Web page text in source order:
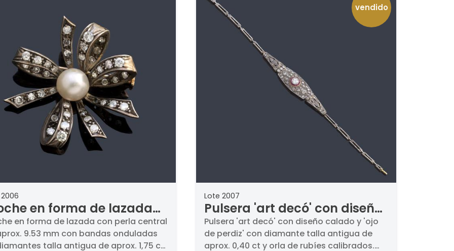
en forma de lazada
perla central de aprox.
mm con bandas
en forma de lazada con perla central
9.53 mm con bandas onduladas
talla antigua de aprox. 1,75 ct
vendido
Lote 2007
Pulsera 'art decó' con diseño
calado y 'ojo de perdiz' con
diamante talla antigua de
Pulsera 'art decó' con diseño calado y 'ojo
de perdiz' con diamante talla antigua de
aprox. 0,40 ct y orla de rubíes calibrados.